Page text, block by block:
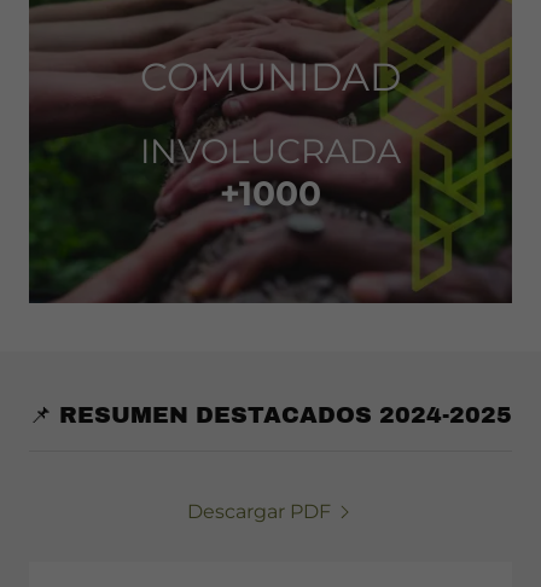
COMUNIDAD
INVOLUCRADA
+1000
📌 RESUMEN DESTACADOS 2024-2025
Descargar PDF